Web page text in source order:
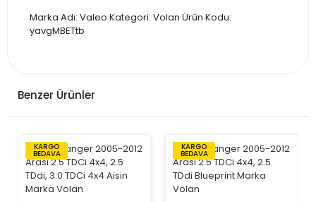
Marka Adı: Valeo Kategori: Volan Ürün Kodu:
yavgMBETtb
Benzer Ürünler
KARGO
BEDAVA
KARGO
BEDAVA